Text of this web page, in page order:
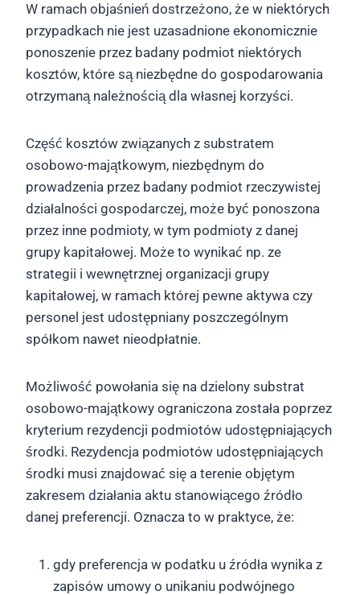
W ramach objaśnień dostrzeżono, że w niektórych
przypadkach nie jest uzasadnione ekonomicznie
ponoszenie przez badany podmiot niektórych
kosztów, które są niezbędne do gospodarowania
otrzymaną należnością dla własnej korzyści.
Część kosztów związanych z substratem
osobowo-majątkowym, niezbędnym do
prowadzenia przez badany podmiot rzeczywistej
działalności gospodarczej, może być ponoszona
przez inne podmioty, w tym podmioty z danej
grupy kapitałowej. Może to wynikać np. ze
strategii i wewnętrznej organizacji grupy
kapitałowej, w ramach której pewne aktywa czy
personel jest udostępniany poszczególnym
spółkom nawet nieodpłatnie.
Możliwość powołania się na dzielony substrat
osobowo-majątkowy ograniczona została poprzez
kryterium rezydencji podmiotów udostępniających
środki. Rezydencja podmiotów udostępniających
środki musi znajdować się a terenie objętym
zakresem działania aktu stanowiącego źródło
danej preferencji. Oznacza to w praktyce, że:
gdy preferencja w podatku u źródła wynika z
zapisów umowy o unikaniu podwójnego